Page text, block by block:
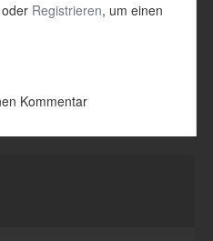
oder Registrieren, um einen
Kommentar